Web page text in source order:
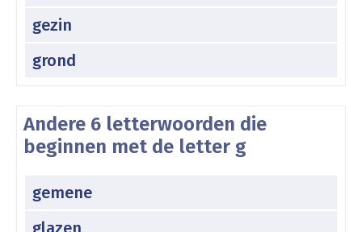
gezin
grond
Andere 6 letterwoorden die
beginnen met de letter g
gemene
glazen